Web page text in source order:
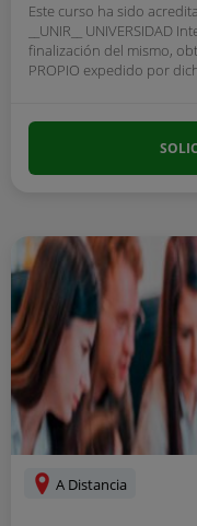
Este curso ha sido
__UNIR__ UNIVERSIDAD
finalización del mismo,
PROPIO expedido por
A Distancia